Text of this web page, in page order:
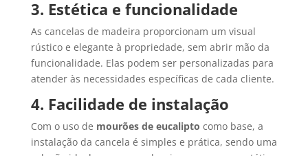
3. Estética e funcionalidade
As cancelas de madeira proporcionam um visual
rústico e elegante à propriedade, sem abrir mão da
funcionalidade. Elas podem ser personalizadas para
atender às necessidades específicas de cada cliente.
4. Facilidade de instalação
Com o uso de mourões de eucalipto como base, a
instalação da cancela é simples e prática, sendo uma